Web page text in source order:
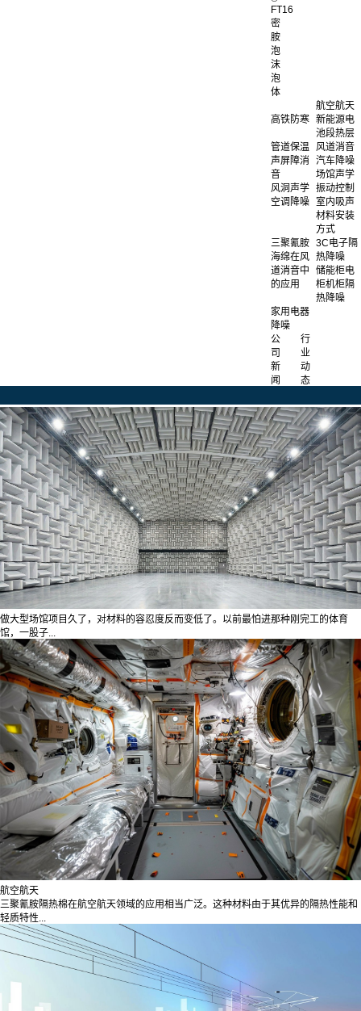
FT16
密
胺
泡
沫
泡
体
航空航天
高铁防寒 新能源电
池段热层
管道保温
风道消音
声屏障消
音
汽车降噪
场馆声学
风洞声学 振动控制
空调降噪 室内吸声
材料安装
方式
三聚氰胺
海绵在风
道消音中
的应用
3C电子隔
热降噪
储能柜电
柜机柜隔
热降噪
家用电器
降噪
公
司
新
闻
行
业
动
态
做大型场馆项目久了，对材料的容忍度反而变低了。以前最怕进那种刚完工的体育
馆，一股子...
航空航天
三聚氰胺隔热棉在航空航天领域的应用相当广泛。这种材料由于其优异的隔热性能和
轻质特性...